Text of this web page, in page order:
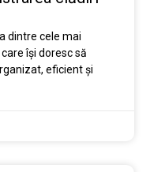
dintre cele mai
își doresc să
eficient și